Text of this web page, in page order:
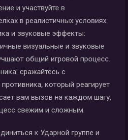
и участвуйте в
в реалистичных условиях.
и звуковые эффекты:
визуальные и звуковые
общий игровой процесс.
сражайтесь с
который реагирует
вам вызов на каждом шагу,
свежим и сложным.
к Ударной группе и